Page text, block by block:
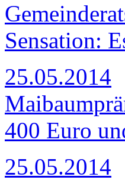
Sensation:
25.05.2014
400 Euro
25.05.2014